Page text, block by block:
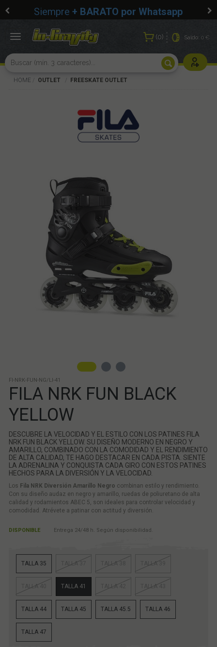
Siempre + BARATO por Whatsapp
0 Saldo:0 €
Usuarios
Toggle
HOME OUTLET FREESKATE OUTLET
FI-NRK-FUN-NG/LI-41
FILA NRK FUN BLACK
YELLOW
DESCUBRE LA VELOCIDAD Y EL ESTILO CON LOS PATINES FILA
NRK FUN BLACK YELLOW. SU DISEÑO MODERNO EN NEGRO Y
AMARILLO, COMBINADO CON LA COMODIDAD Y EL RENDIMIENTO
DE ALTA CALIDAD, TE HAGO DESTACAR EN CADA PISTA. SIENTE
LA ADRENALINA Y CONQUISTA CADA GIRO CON ESTOS PATINES
HECHOS PARA LA DIVERSIÓN Y LA VELOCIDAD.
Los Fila NRK Diversión Amarillo Negro combinan estilo y rendimiento.
Con su diseño audaz en negro y amarillo, ruedas de poliuretano de alta
calidad y rodamientos ABEC 5, son ideales para controlar velocidad y
comodidad. Atrévete a patinar con actitud y diversión.
DISPONIBLE Entrega 24/48 h. Según disponibilidad.
TALLA 35 TALLA 37 TALLA 38 TALLA 39
TALLA 40 TALLA 41 TALLA 42 TALLA 43
TALLA 44 TALLA 45 TALLA 45.5 TALLA 46
TALLA 47